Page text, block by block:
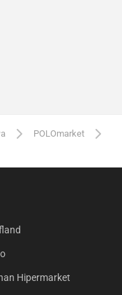
POLOmarket
Hipermarket